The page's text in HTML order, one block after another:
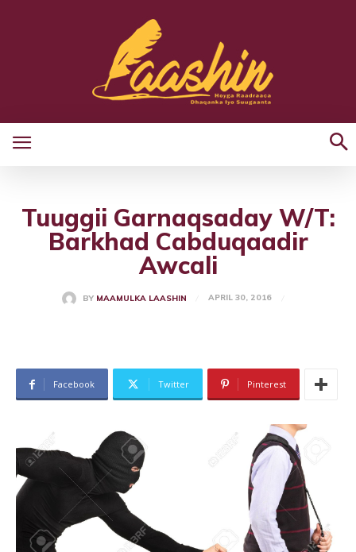
Tuuggii Garnaqsaday W/T:
Barkhad Cabduqaadir
Awcali
BY MAAMULKA LAASHIN APRIL 30, 2016
Facebook Twitter Pinterest